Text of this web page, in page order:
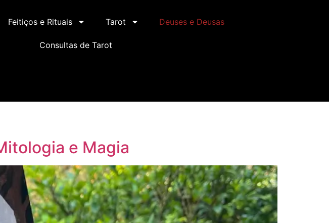
Feitiços e Rituais Tarot Deuses e Deusas
Consultas de Tarot
e Magia